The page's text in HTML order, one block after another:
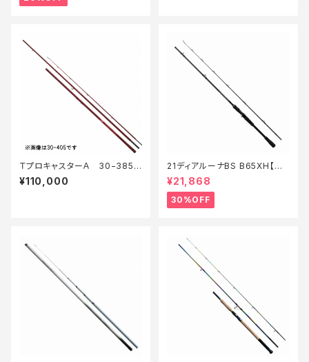
ＴプロキャスターＡ 30−385・
Ｅ
¥110,000
21ディアルーナBS B65XH【特
価ロッド】【30】
¥21,868
30%OFF